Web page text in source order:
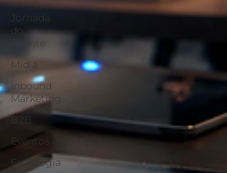
Jornada
do
Cliente
Mídia
Inbound
Marketing
B2B
Eventos
Estratégia